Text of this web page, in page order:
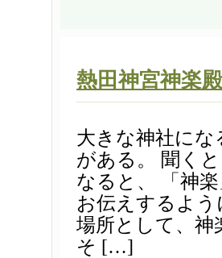
熱田神宮神楽殿
大きな神社にな
がある。 聞く
なると、 「神
お伝えするよ
場所として、神
そ […]